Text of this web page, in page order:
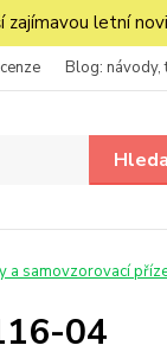
letní
Blog: návody,
a samovzorovací
04